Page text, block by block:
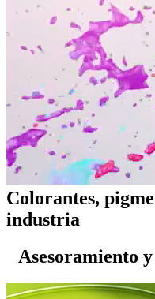
Colorantes,
industria
Asesoramiento